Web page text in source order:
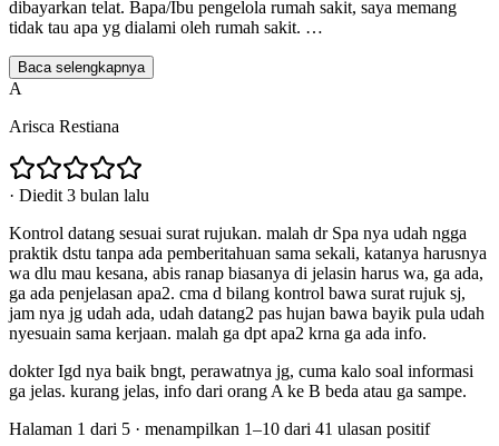
dibayarkan telat. Bapa/Ibu pengelola rumah sakit, saya memang
tidak tau apa yg dialami oleh rumah sakit. …
Baca selengkapnya
A
Arisca Restiana
· Diedit 3 bulan lalu
Kontrol datang sesuai surat rujukan. malah dr Spa nya udah ngga
praktik dstu tanpa ada pemberitahuan sama sekali, katanya harusnya
wa dlu mau kesana, abis ranap biasanya di jelasin harus wa, ga ada,
ga ada penjelasan apa2. cma d bilang kontrol bawa surat rujuk sj,
jam nya jg udah ada, udah datang2 pas hujan bawa bayik pula udah
nyesuain sama kerjaan. malah ga dpt apa2 krna ga ada info.
dokter Igd nya baik bngt, perawatnya jg, cuma kalo soal informasi
ga jelas. kurang jelas, info dari orang A ke B beda atau ga sampe.
Halaman 1 dari 5 · menampilkan 1–10 dari 41 ulasan positif